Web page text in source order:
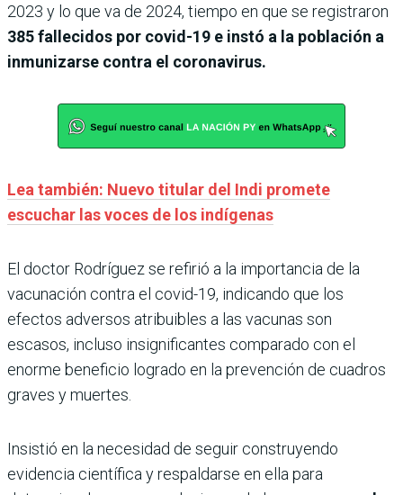
2023 y lo que va de 2024, tiempo en que se registraron
385 fallecidos por covid-19 e instó a la población a
inmunizarse contra el coronavirus.
Lea también: Nuevo titular del Indi promete
escuchar las voces de los indígenas
El doctor Rodríguez se refirió a la importancia de la
vacunación contra el covid-19, indicando que los
efectos adversos atribuibles a las vacunas son
escasos, incluso insignificantes comparado con el
enorme beneficio logrado en la prevención de cuadros
graves y muertes.
Insistió en la necesidad de seguir construyendo
evidencia científica y respaldarse en ella para